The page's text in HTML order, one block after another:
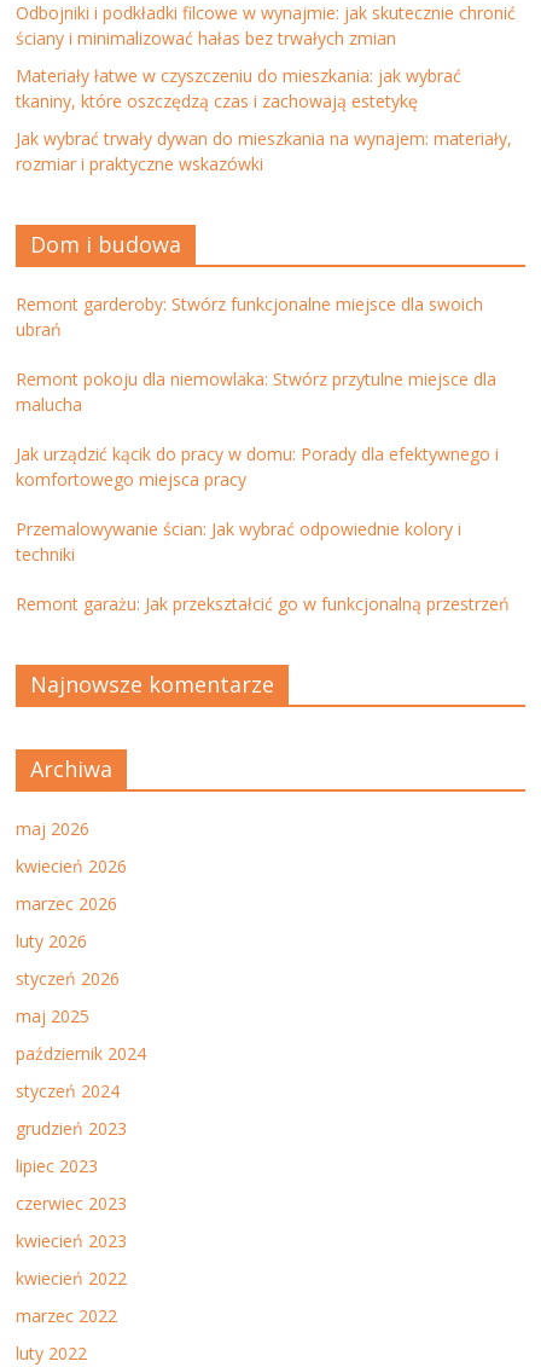
Odbojniki i podkładki filcowe w wynajmie: jak skutecznie chronić
ściany i minimalizować hałas bez trwałych zmian
Materiały łatwe w czyszczeniu do mieszkania: jak wybrać
tkaniny, które oszczędzą czas i zachowają estetykę
Jak wybrać trwały dywan do mieszkania na wynajem: materiały,
rozmiar i praktyczne wskazówki
Dom i budowa
Remont garderoby: Stwórz funkcjonalne miejsce dla swoich
ubrań
Remont pokoju dla niemowlaka: Stwórz przytulne miejsce dla
malucha
Jak urządzić kącik do pracy w domu: Porady dla efektywnego i
komfortowego miejsca pracy
Przemalowywanie ścian: Jak wybrać odpowiednie kolory i
techniki
Remont garażu: Jak przekształcić go w funkcjonalną przestrzeń
Najnowsze komentarze
Archiwa
maj 2026
kwiecień 2026
marzec 2026
luty 2026
styczeń 2026
maj 2025
październik 2024
styczeń 2024
grudzień 2023
lipiec 2023
czerwiec 2023
kwiecień 2023
kwiecień 2022
marzec 2022
luty 2022